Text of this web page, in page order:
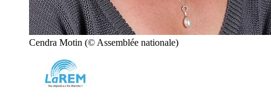
Cendra Motin (© Assemblée nationale)